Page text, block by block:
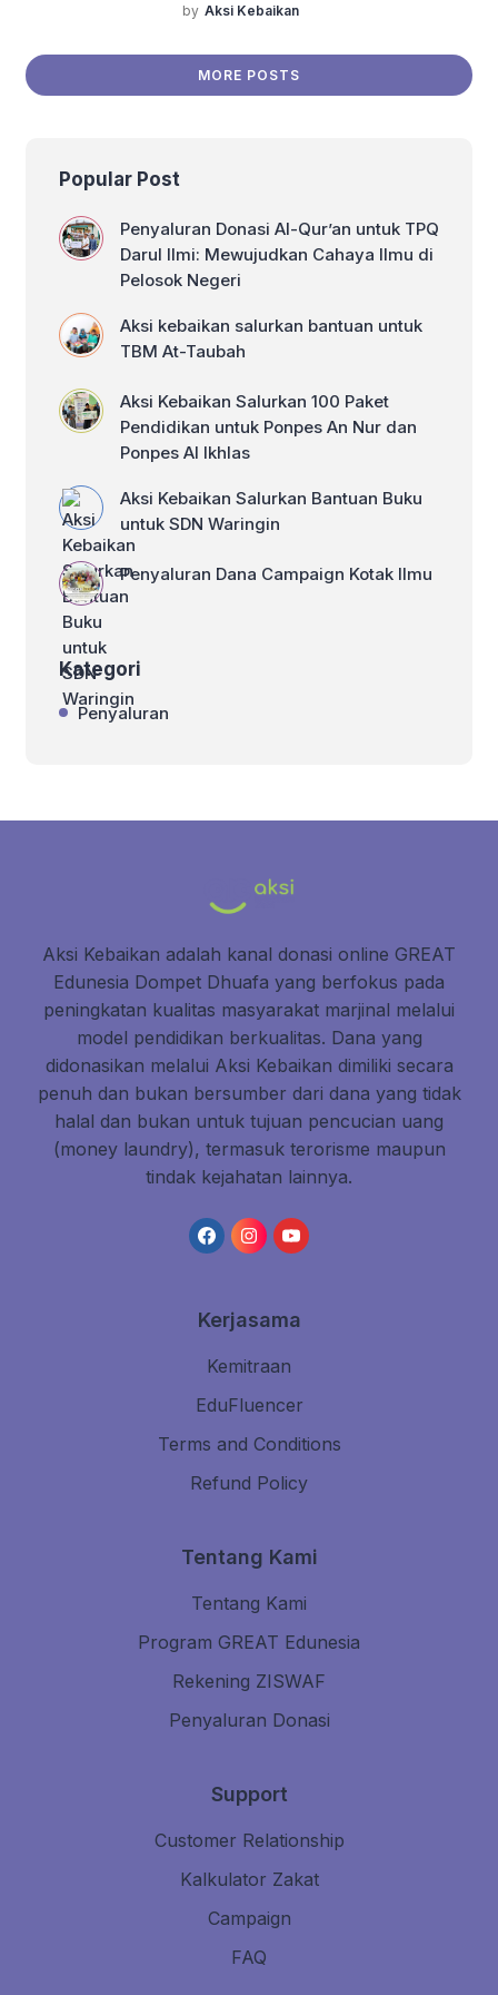
atas kegiatan buka puasa bersama.
kotak ilmu pada Komunitas, PAUD/TPA
program untuk memberikan akses buku
bacaan kepada TBM, PAUD/TPA
penyaluran […]
by Aksi Kebaikan
MORE POSTS
Popular Post
Penyaluran Donasi Al-Qur’an untuk TPQ
Darul Ilmi: Mewujudkan Cahaya Ilmu di
Pelosok Negeri
Aksi kebaikan salurkan bantuan untuk
TBM At-Taubah
Aksi Kebaikan Salurkan 100 Paket
Pendidikan untuk Ponpes An Nur dan
Ponpes Al Ikhlas
Aksi Kebaikan Salurkan Bantuan Buku
untuk SDN Waringin
Penyaluran Dana Campaign Kotak Ilmu
Kategori
Penyaluran
Aksi Kebaikan adalah kanal donasi online GREAT
Edunesia Dompet Dhuafa yang berfokus pada
peningkatan kualitas masyarakat marjinal melalui
model pendidikan berkualitas. Dana yang
didonasikan melalui Aksi Kebaikan dimiliki secara
penuh dan bukan bersumber dari dana yang tidak
halal dan bukan untuk tujuan pencucian uang
(money laundry), termasuk terorisme maupun
tindak kejahatan lainnya.
Kerjasama
Kemitraan
EduFluencer
Terms and Conditions
Refund Policy
Tentang Kami
Tentang Kami
Program GREAT Edunesia
Rekening ZISWAF
Penyaluran Donasi
Support
Customer Relationship
Kalkulator Zakat
Campaign
FAQ